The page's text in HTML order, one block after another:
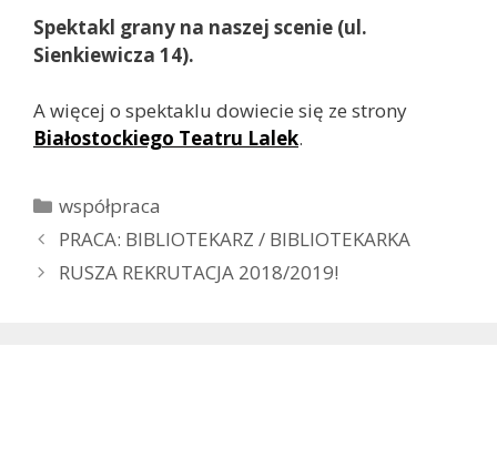
Spektakl grany na naszej scenie (ul.
Sienkiewicza 14).
A więcej o spektaklu dowiecie się ze strony
Białostockiego Teatru Lalek.
Kategorie
współpraca
PRACA: BIBLIOTEKARZ / BIBLIOTEKARKA
RUSZA REKRUTACJA 2018/2019!